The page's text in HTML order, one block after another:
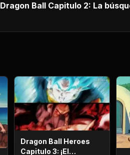
Dragon Ball Capitulo 2: La
Dragon Ball Heroes
Capitulo 3: ¡El